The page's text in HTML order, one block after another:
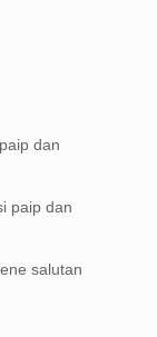
dan
paip dan
salutan